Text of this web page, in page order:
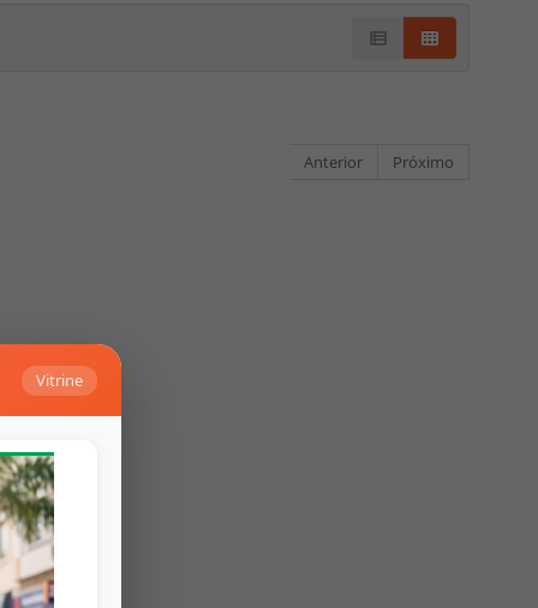
Vitrine
Anterior Próximo